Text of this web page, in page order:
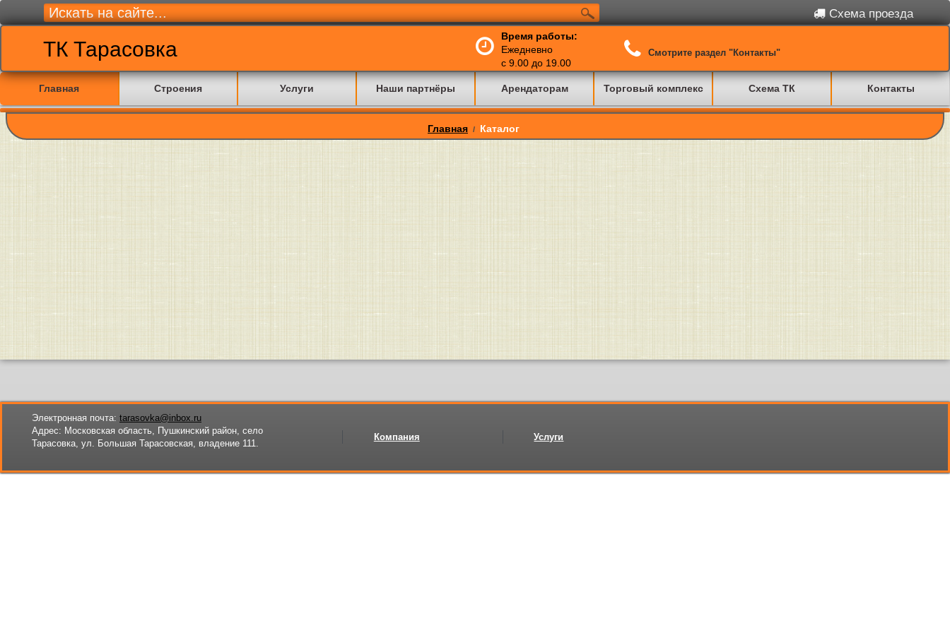
Схема проезда
ТК Тарасовка
Время работы:
Ежедневно
с 9.00 до 19.00
Смотрите раздел "Контакты"
Главная Строения Услуги Наши партнёры Арендаторам Торговый комплекс Схема ТК Контакты
Главная / Каталог
Электронная почта: tarasovka@inbox.ru
Адрес: Московская область, Пушкинский район, село
Тарасовка, ул. Большая Тарасовская, владение 111.
Компания Услуги